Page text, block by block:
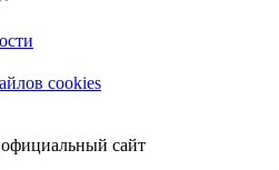
cookies
сайт